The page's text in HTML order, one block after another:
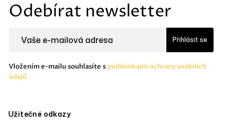
Odebírat newsletter
Přihlásit se
Vložením e-mailu souhlasíte s podmínkami ochrany osobních
údajů
Užitečné odkazy